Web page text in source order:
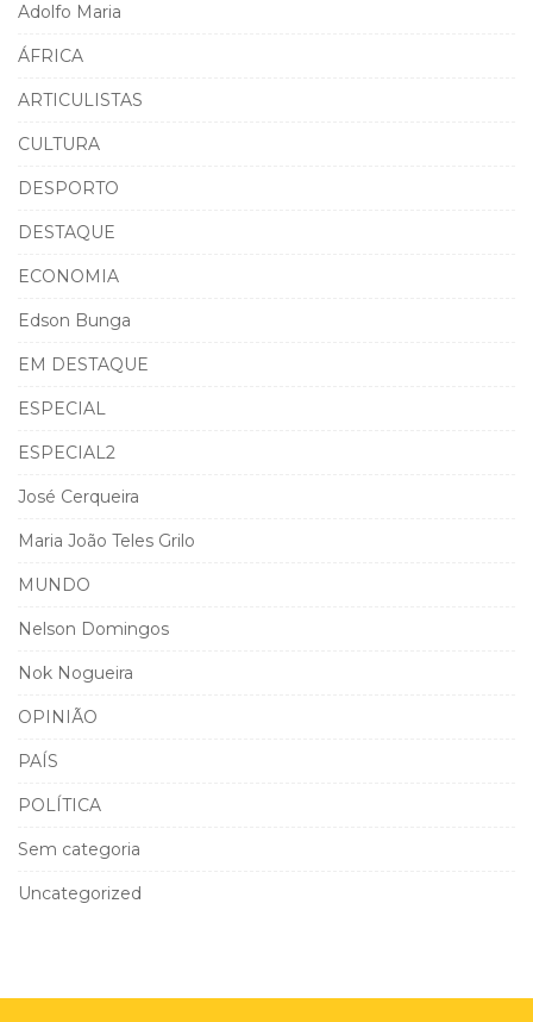
Adolfo Maria
ÁFRICA
ARTICULISTAS
CULTURA
DESPORTO
DESTAQUE
ECONOMIA
Edson Bunga
EM DESTAQUE
ESPECIAL
ESPECIAL2
José Cerqueira
Maria João Teles Grilo
MUNDO
Nelson Domingos
Nok Nogueira
OPINIÃO
PAÍS
POLÍTICA
Sem categoria
Uncategorized